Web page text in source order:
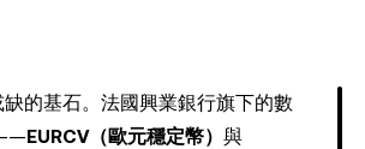
的基石。法國興業銀行旗下的數
EURCV（歐元穩定幣） 與